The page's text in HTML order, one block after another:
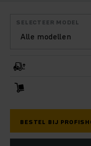
Alle modellen
SELECTEER MODEL
BESTEL BIJ